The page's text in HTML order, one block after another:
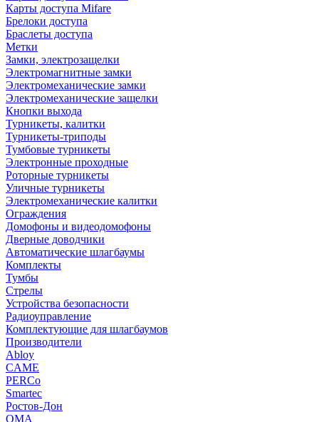
Карты доступа Mifare
Брелоки доступа
Браслеты доступа
Метки
Замки, электрозащелки
Электромагнитные замки
Электромеханические замки
Электромеханические защелки
Кнопки выхода
Турникеты, калитки
Турникеты-триподы
Тумбовые турникеты
Электронные проходные
Роторные турникеты
Уличные турникеты
Электромеханические калитки
Ограждения
Домофоны и видеодомофоны
Дверные доводчики
Автоматические шлагбаумы
Комплекты
Тумбы
Стрелы
Устройства безопасности
Радиоуправление
Комплектующие для шлагбаумов
Производители
Abloy
CAME
PERCo
Smartec
Ростов-Дон
ОМА